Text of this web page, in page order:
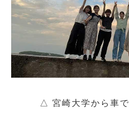
△ 宮崎大学から車で